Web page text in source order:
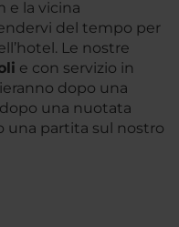
e la vicina
del tempo per
Le nostre
e con servizio in
dopo una
una nuotata
una partita sul nostro